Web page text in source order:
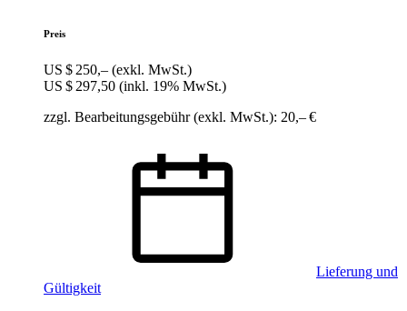
Preis
US $ 250,– (exkl. MwSt.)
US $ 297,50 (inkl. 19% MwSt.)
zzgl. Bearbeitungsgebühr (exkl. MwSt.): 20,– €
Lieferung und
Gültigkeit